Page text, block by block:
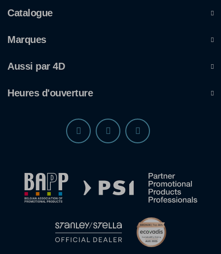
Catalogue
Marques
Aussi par 4D
Heures d'ouverture